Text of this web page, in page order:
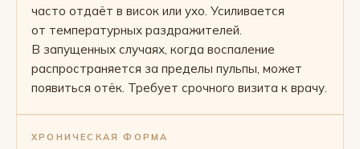
часто отдаёт в висок или ухо. Усиливается
от температурных раздражителей.
В запущенных случаях, когда воспаление
распространяется за пределы пульпы, может
появиться отёк. Требует срочного визита к врачу.
ХРОНИЧЕСКАЯ ФОРМА